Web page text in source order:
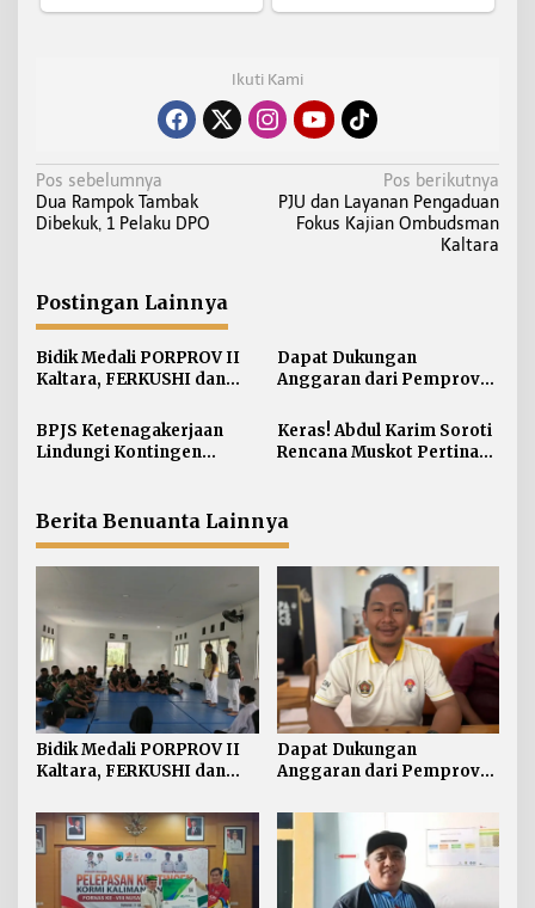
Ikuti Kami
N
a
g
a
s
i
o
Pos sebelumnya
Dua Rampok Tambak
Dibekuk, 1 Pelaku DPO
Pos berikutnya
PJU dan Layanan Pengaduan
Fokus Kajian Ombudsman
Kaltara
Postingan Lainnya
Bidik Medali PORPROV II
Kaltara, FERKUSHI dan
Jaring Atlet Unggulan
Dapat Dukungan
Anggaran dari Pemprov
Pastikan Porwada II
Kaltara Digelar di
BPJS Ketenagakerjaan
Lindungi Kontingen
Keras! Abdul Karim Soroti
Rencana Muskot Pertina
Berita Benuanta Lainnya
Bidik Medali PORPROV II
Kaltara, FERKUSHI dan
Jaring Atlet Unggulan
Dapat Dukungan
Anggaran dari Pemprov
Pastikan Porwada II
Kaltara Digelar di
Kabupaten Nunukan